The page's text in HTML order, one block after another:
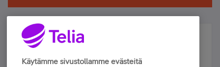
Älä jää paitsi – osallistu ja voita!
Tilaa Telian uutiskirje ja olet mukana arvonnassa.
Käytämme sivustollamme evästeitä